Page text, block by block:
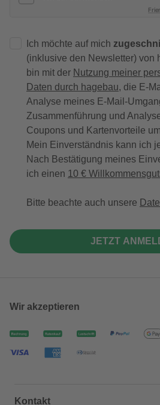
Ich möchte auf mich
(inklusive den Newsletter) von
bin mit der Nutzung meiner
Daten durch hagebau, die E-
Analyse meines E-Mail-
Zusammenführung und
Coupons und Kartenvorteile
Mein Einverständnis kann ich
Nach Bestätigung meines
ich einen 10 €
Bitte beachte auch unsere
JETZT
Wir akzeptieren
Kontakt